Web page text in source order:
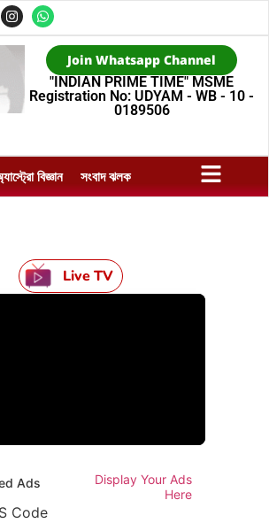
Join Whatsapp Channel
"INDIAN PRIME TIME" MSME
Registration No: UDYAM - WB - 10 -
0189506
বিজ্ঞান সংবাদ ঝলক
/ JS Code
Live TV
Ads
Display Your Ads
Here
Code